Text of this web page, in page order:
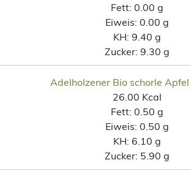
Fett: 0.00 g
Eiweis: 0.00 g
KH: 9.40 g
Zucker: 9.30 g
Adelholzener Bio schorle
26.00 Kcal
Fett: 0.50 g
Eiweis: 0.50 g
KH: 6.10 g
Zucker: 5.90 g